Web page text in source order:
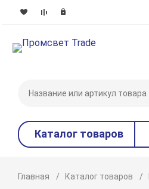
Каталог товаров
Главная Каталог товаров